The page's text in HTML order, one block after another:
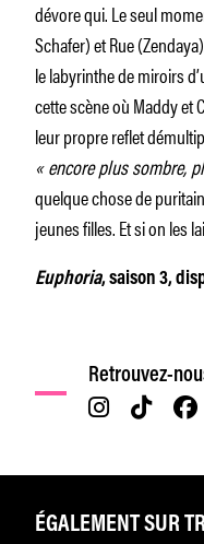
dévore qui. Le seul
Schafer) et Rue
le labyrinthe de miroirs
cette scène où Maddy et
leur propre reflet
« encore plus sombre,
quelque chose de
jeunes filles. Et si on les
Euphoria, saison 3,
Retrouvez-
ÉGALEMENT SUR